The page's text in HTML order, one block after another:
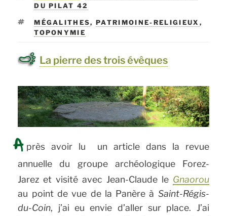
DU PILAT 42
ÉTIQUETTES
MÉGALITHES,PATRIMOINE-RELIGIEUX ,
TOPONYMIE
La pierre des trois évêques
A près avoir lu un article dans la revue
annuelle du groupe archéologique Forez-
Jarez et visité avec Jean-Claude le Gnaorou
au point de vue de la Panère à Saint-Régis-
du-Coin, j’ai eu envie d’aller sur place. J’ai